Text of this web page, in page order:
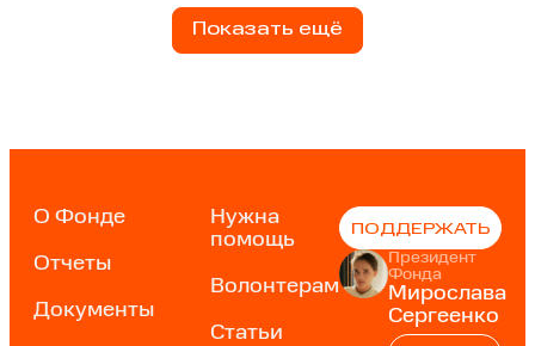
Показать ещё
О Фонде
Отчеты
Документы
Нужна
помощь
Волонтерам
Статьи
ПОДДЕРЖАТЬ
Президент
Фонда
Мирослава
Сергеенко